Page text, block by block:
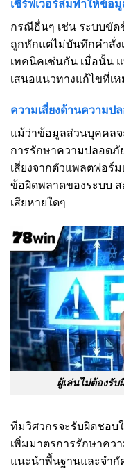
เซิร์ฟเวอร์ล่มทำให้ข้อ
กรณีอื่นๆ เช่น ระบบขัด
ถูกหักแต่ไม่บันทึกคำสั่ง
เทคนิคเช่นกัน เมื่อนั้น
เสนอแนวทางแก้ไขที่เ
ความเสี่ยงด้านความป
แม้ว่าข้อมูลส่วนบุคคล
การรักษาความปลอดภั
เสี่ยงจากตัวแพลตฟอร์
ข้อผิดพลาดของระบบ
เสียหายใดๆ.
ผู้เล่นไม่ต้องรั
ทีมวิศวกรจะรับผิดชอบ
เพิ่มมาตรการรักษาคว
แนะนำพื้นฐานและจำ